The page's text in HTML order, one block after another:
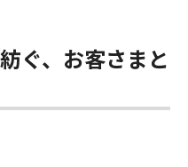
ぐ、お客さまと